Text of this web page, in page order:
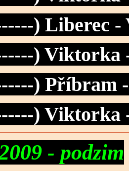
) Liberec
) Viktorka
) Příbram
) Viktorka
- podzim